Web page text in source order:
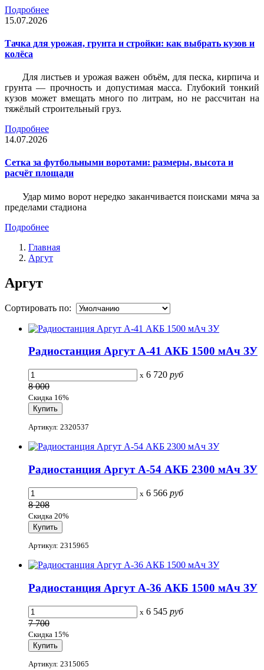
Подробнее
15.07.2026
Тачка для урожая, грунта и стройки: как выбрать кузов и
колёса
Для листьев и урожая важен объём, для песка, кирпича и
грунта — прочность и допустимая масса. Глубокий тонкий
кузов может вмещать много по литрам, но не рассчитан на
тяжёлый строительный груз.
Подробнее
14.07.2026
Сетка за футбольными воротами: размеры, высота и
расчёт площади
Удар мимо ворот нередко заканчивается поисками мяча за
пределами стадиона
Подробнее
Главная
Аргут
Аргут
Сортировать по:
Радиостанция Аргут А-41 АКБ 1500 мАч ЗУ
x 6 720 руб
8 000
Скидка 16%
Артикул: 2320537
Радиостанция Аргут А-54 АКБ 2300 мАч ЗУ
x 6 566 руб
8 208
Скидка 20%
Артикул: 2315965
Радиостанция Аргут А-36 АКБ 1500 мАч ЗУ
x 6 545 руб
7 700
Скидка 15%
Артикул: 2315065